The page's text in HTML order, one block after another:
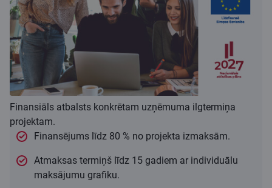
Finansiāls atbalsts konkrētam uzņēmuma ilgtermiņa
projektam.
Finansējums līdz 80 % no projekta izmaksām.
Atmaksas termiņš līdz 15 gadiem ar individuālu
maksājumu grafiku.